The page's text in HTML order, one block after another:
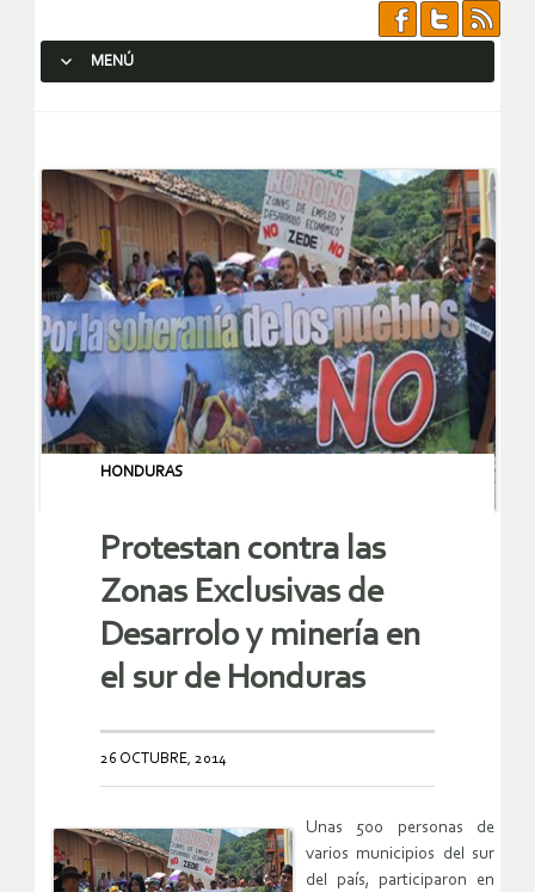
MENÚ
HONDURAS
Protestan contra las
Zonas Exclusivas de
Desarrolo y minería en
el sur de Honduras
26 OCTUBRE, 2014
Unas 500 personas de
varios municipios del sur
del país, participaron en